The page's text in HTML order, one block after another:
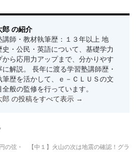
郎 の紹介
講師・教材執筆歴：１３年以上 地
史・公民・英語について、基礎学力
から応用力アップまで、分かりやす
に解説。 長年に渡る学習塾講師歴・
筆歴を活かして、ｅ－ＣＬＵＳの文
全般の監修を行っています。
郎 の投稿をすべて表示 →
の弦・
【中１】火山の次は地震の確認！グラ